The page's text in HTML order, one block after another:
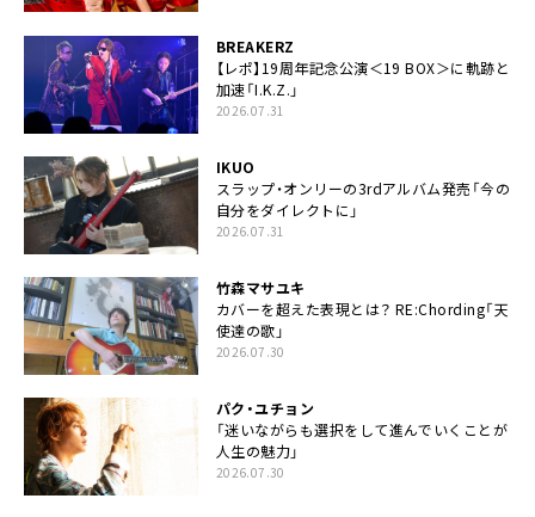
BREAKERZ
【レポ】19周年記念公演＜19 BOX＞に軌跡と
加速「I.K.Z.」
2026.07.31
IKUO
スラップ・オンリーの3rdアルバム発売「今の
自分をダイレクトに」
2026.07.31
竹森マサユキ
カバーを超えた表現とは？ RE:Chording「天
使達の歌」
2026.07.30
パク・ユチョン
「迷いながらも選択をして進んでいくことが
人生の魅力」
2026.07.30